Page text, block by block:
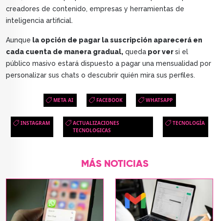
creadores de contenido, empresas y herramientas de
inteligencia artificial.
Aunque la opción de pagar la suscripción aparecerá en
cada cuenta de manera gradual, queda por versi el
público masivo estará dispuesto a pagar una mensualidad por
personalizar sus chats o descubrir quién mira sus perfiles.
META AI FACEBOOK WHATSAPP
INSTAGRAM
ACTUALIZACIONES
TECNOLOGICAS
TECNOLOGÍA
MÁS NOTICIAS